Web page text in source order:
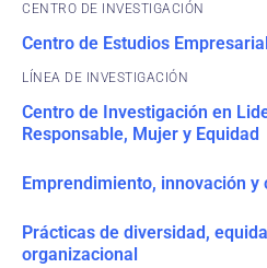
CENTRO DE INVESTIGACIÓN
Centro de Estudios
Centro de Investigación en
Responsable, Mujer y Equidad
Emprendimiento, innovación y
Prácticas de diversidad,
organizacional